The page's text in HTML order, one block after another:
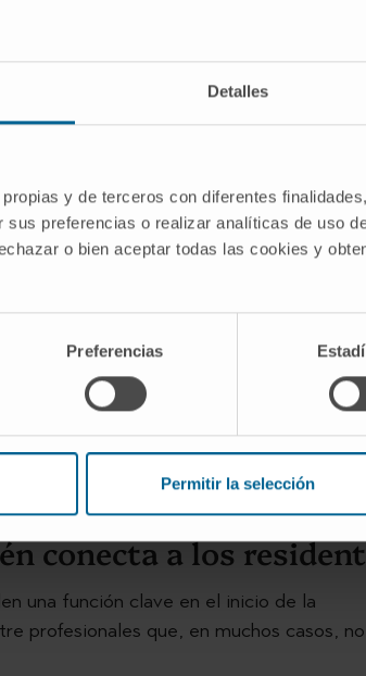
Detalles
y de terceros con diferentes
sus preferencias o realizar analíticas de uso
o bien aceptar todas las cookies y
Preferencias
Permitir la selección
práctica cuestiones como el uso
“El secreto profesional sigue
recordarlo y contextualizarlo en nuevas
A través de estos ejes, los residentes
Autonomía y
bienestar
paciente
conecta a los
una función clave en el inicio de la
profesionales que, en muchos casos,